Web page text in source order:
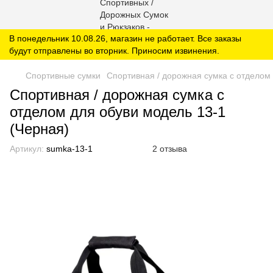
В понедельник 10.08.26, магазин не работает. Все заказы
будут отправлены во вторник. Приносим извинения.
Спортивные сумки Спортивная / дорожная сумка с
Спортивная / дорожная сумка с
отделом для обуви модель 13-1
(Черная)
Артикул: sumka-13-1 2 отзыва